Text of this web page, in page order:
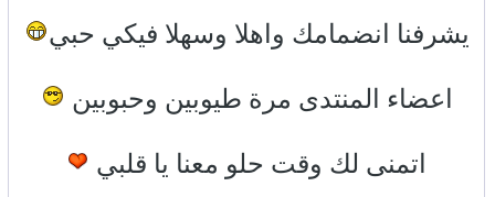
يشرفنا انضمامك واهلا وسهلا فيكي حبي
اعضاء المنتدى مرة طيوبين وحبوبين
اتمنى لك وقت حلو معنا يا قلبي